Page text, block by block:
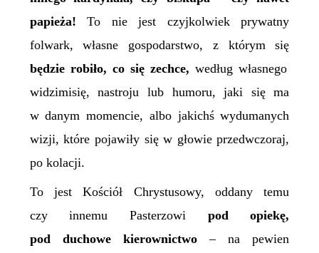
papieża! To nie jest czyjkolwiek prywatny
folwark, własne gospodarstwo, z którym się
będzie robiło, co się zechce,według własnego
widzimisię, nastroju lub humoru, jaki się ma
w danym momencie, albo jakichś wydumanych
wizji, które pojawiły się w głowie przedwczoraj,
po kolacji.
To jest Kościół Chrystusowy, oddany temu
czy innemu Pasterzowi pod opiekę,
pod duchowe kierownictwo– na pewien